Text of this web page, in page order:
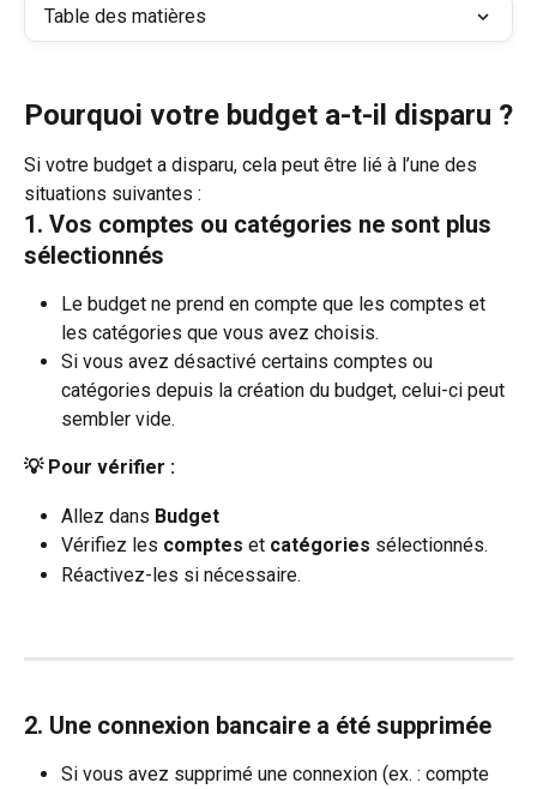
Table des matières
Pourquoi votre budget a-t-il disparu ?
Si votre budget a disparu, cela peut être lié à l’une des
situations suivantes :
1. Vos comptes ou catégories ne sont plus
sélectionnés
Le budget ne prend en compte que les comptes et
les catégories que vous avez choisis.
Si vous avez désactivé certains comptes ou
catégories depuis la création du budget, celui-ci peut
sembler vide.
💡 Pour vérifier :
Allez dans Budget
Vérifiez les comptes et catégories sélectionnés.
Réactivez-les si nécessaire.
2. Une connexion bancaire a été supprimée
Si vous avez supprimé une connexion (ex. : compte